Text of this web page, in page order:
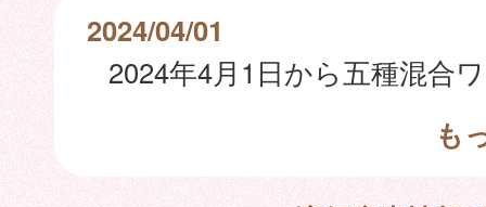
2024/04/01
も